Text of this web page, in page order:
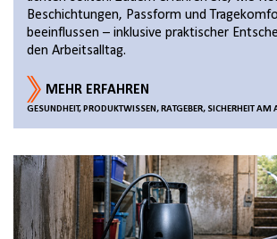
Beschichtungen, Passform und
beeinflussen – inklusive praktischer
den Arbeitsalltag.
MEHR ERFAHREN
GESUNDHEIT, PRODUKTWISSEN, RATGEBER, SICHERHEIT AM